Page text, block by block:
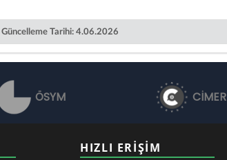
Güncelleme Tarihi: 4.06.2026
ÖSYM CİMER
HIZLI ERIŞIM